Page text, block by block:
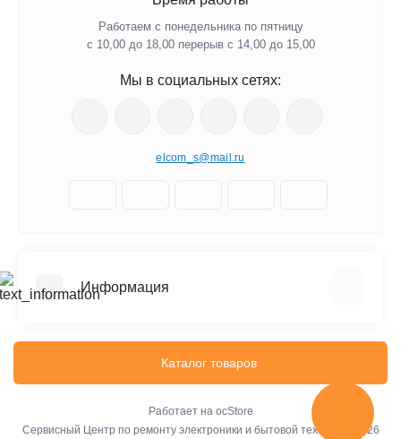
Работаем с понедельника по пятницу
с 10,00 до 18,00 перерыв с 14,00 до 15,00
Мы в социальных сетях:
elcom_s@mail.ru
Информация
О компании
Каталог товаров
Работает на ocStore
Сервисный Центр по ремонту электроники и бытовой техники © 2026